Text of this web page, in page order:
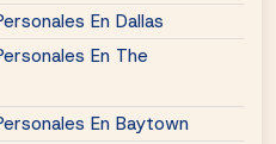
En Dallas
En The
En Baytown